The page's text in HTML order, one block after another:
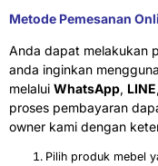
Metode Pemesanan
Anda dapat melakukan
anda inginkan
melalui WhatsApp, LINE,
proses pembayaran
owner kami dengan
Pilih produk mebel